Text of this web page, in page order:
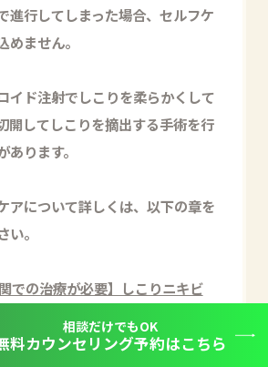
進行してしまった場合、セルフケ
めません。
イド注射でしこりを柔らかくして
開してしこりを摘出する手術を行
ります。
アについて詳しくは、以下の章を
。
での治療が必要】しこりニキビ
相談だけでもOK
料カウンセリング予約はこちら